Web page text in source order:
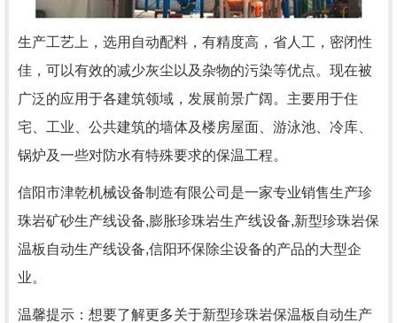
生产工艺上，选用自动配料，有精度高，省人工，密闭性
佳，可以有效的减少灰尘以及杂物的污染等优点。现在被
广泛的应用于各建筑领域，发展前景广阔。主要用于住
宅、工业、公共建筑的墙体及楼房屋面、游泳池、冷库、
锅炉及一些对防水有特殊要求的保温工程。
信阳市津乾机械设备制造有限公司 是一家专业销售生产珍
珠岩矿砂生产线设备,膨胀珍珠岩生产线设备,新型珍珠岩保
温板自动生产线设备,信阳环保除尘设备的产品的大型企
业。
温馨提示：想要了解更多关于新型珍珠岩保温板自动生产